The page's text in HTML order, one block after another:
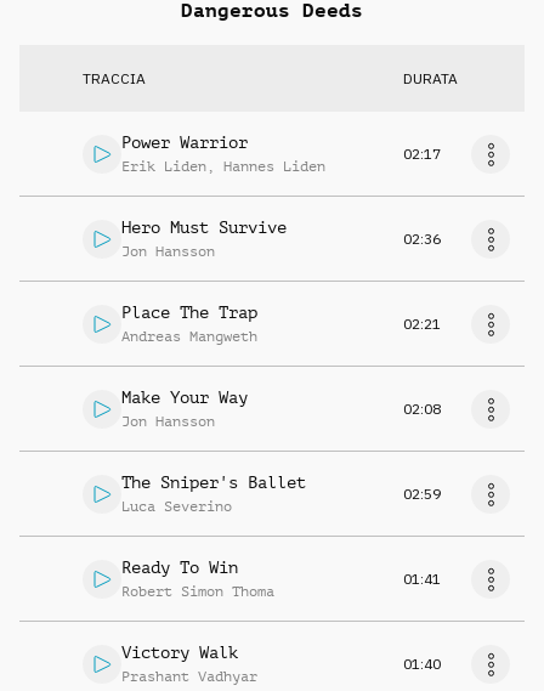
Dangerous Deeds
TRACCIA DURATA
Power Warrior
Erik Liden , Hannes Liden
02:17
Hero Must Survive
Jon Hansson
02:36
Place The Trap
Andreas Mangweth
02:21
Make Your Way
Jon Hansson
02:08
The Sniper's Ballet
Luca Severino
02:59
Ready To Win
Robert Simon Thoma
01:41
Victory Walk
Prashant Vadhyar
01:40